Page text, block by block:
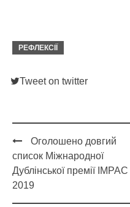
РЕФЛЕКСІЇ
Tweet on twitter
Post
navigation
Оголошено довгий
список Міжнародної
Дублінської премії IMPAC
2019